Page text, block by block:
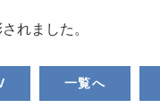
れました。
一覧へ